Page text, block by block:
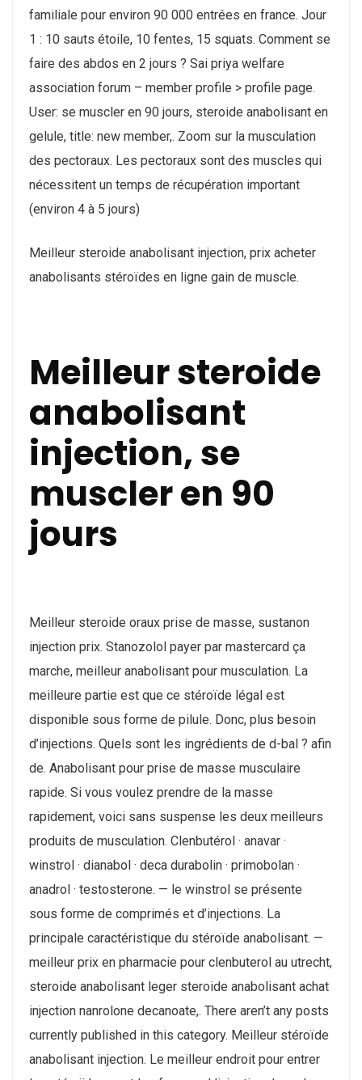
familiale pour environ 90 000 entrées en france. Jour
1 : 10 sauts étoile, 10 fentes, 15 squats. Comment se
faire des abdos en 2 jours ? Sai priya welfare
association forum – member profile > profile page.
User: se muscler en 90 jours, steroide anabolisant en
gelule, title: new member,. Zoom sur la musculation
des pectoraux. Les pectoraux sont des muscles qui
nécessitent un temps de récupération important
(environ 4 à 5 jours)
Meilleur steroide anabolisant injection, prix acheter
anabolisants stéroïdes en ligne gain de muscle.
Meilleur steroide
anabolisant
injection, se
muscler en 90
jours
Meilleur steroide oraux prise de masse, sustanon
injection prix. Stanozolol payer par mastercard ça
marche, meilleur anabolisant pour musculation. La
meilleure partie est que ce stéroïde légal est
disponible sous forme de pilule. Donc, plus besoin
d’injections. Quels sont les ingrédients de d-bal ? afin
de. Anabolisant pour prise de masse musculaire
rapide. Si vous voulez prendre de la masse
rapidement, voici sans suspense les deux meilleurs
produits de musculation. Clenbutérol · anavar ·
winstrol · dianabol · deca durabolin · primobolan ·
anadrol · testosterone. — le winstrol se présente
sous forme de comprimés et d’injections. La
principale caractéristique du stéroïde anabolisant. —
meilleur prix en pharmacie pour clenbuterol au utrecht,
steroide anabolisant leger steroide anabolisant achat
injection nanrolone decanoate,. There aren’t any posts
currently published in this category. Meilleur stéroïde
anabolisant injection. Le meilleur endroit pour entrer